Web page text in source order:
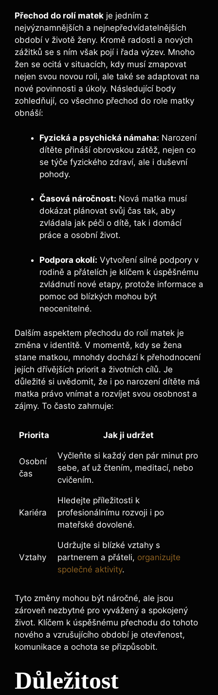
Přechod do rolí matek je jedním z
nejvýznamnějších a nejnepředvídatelnějších
období v životě ženy. Kromě radosti a nových
zážitků se s ním však pojí i řada výzev. Mnoho
žen se ocitá v situacích, kdy musí zmapovat
nejen svou novou roli, ale také se adaptovat na
nové povinnosti a úkoly. Následující body
zohledňují, co všechno přechod do role matky
obnáší:
Fyzická a psychická námaha: Narození
dítěte přináší obrovskou zátěž, nejen co
se týče fyzického zdraví, ale i duševní
pohody.
Časová náročnost: Nová matka musí
dokázat plánovat svůj čas tak, aby
zvládala jak péči o dítě, tak i domácí
práce a osobní život.
Podpora okolí: Vytvoření silné podpory v
rodině a přátelích je klíčem k úspěšnému
zvládnutí nové etapy, protože informace a
pomoc od blízkých mohou být
neocenitelné.
Dalším aspektem přechodu do rolí matek je
změna v identitě. V momentě, kdy se žena
stane matkou, mnohdy dochází k přehodnocení
jejích dřívějších priorit a životních cílů. Je
důležité si uvědomit, že i po narození dítěte má
matka právo vnímat a rozvíjet svou osobnost a
zájmy. To často zahrnuje:
Priorita Jak ji udržet
Osobní
čas
Vyčleňte si každý den pár minut pro
sebe, ať už čtením, meditací, nebo
cvičením.
Kariéra
Hledejte příležitosti k
profesionálnímu rozvoji i po
mateřské dovolené.
Vztahy
Udržujte si blízké vztahy s
partnerem a přáteli, organizujte
společné aktivity.
Tyto změny mohou být náročné, ale jsou
zároveň nezbytné pro vyvážený a spokojený
život. Klíčem k úspěšnému přechodu do tohoto
nového a vzrušujícího období je otevřenost,
komunikace a ochota se přizpůsobit.
Důležitost